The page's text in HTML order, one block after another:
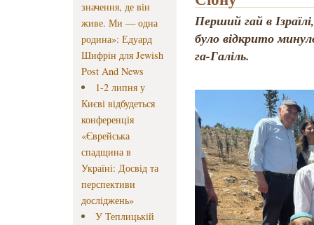
значення, де він
живе. Ми — одна
родина»: Едуард
Шифрін для Jewish
Post And News
1-2 липня у
Києві відбудеться
конференція
«Єврейська
спадщина в
Україні: Досвід та
перспективи
досліджень»
У Теплицькій
Перший гай в
було відкрито
га-Галіль.